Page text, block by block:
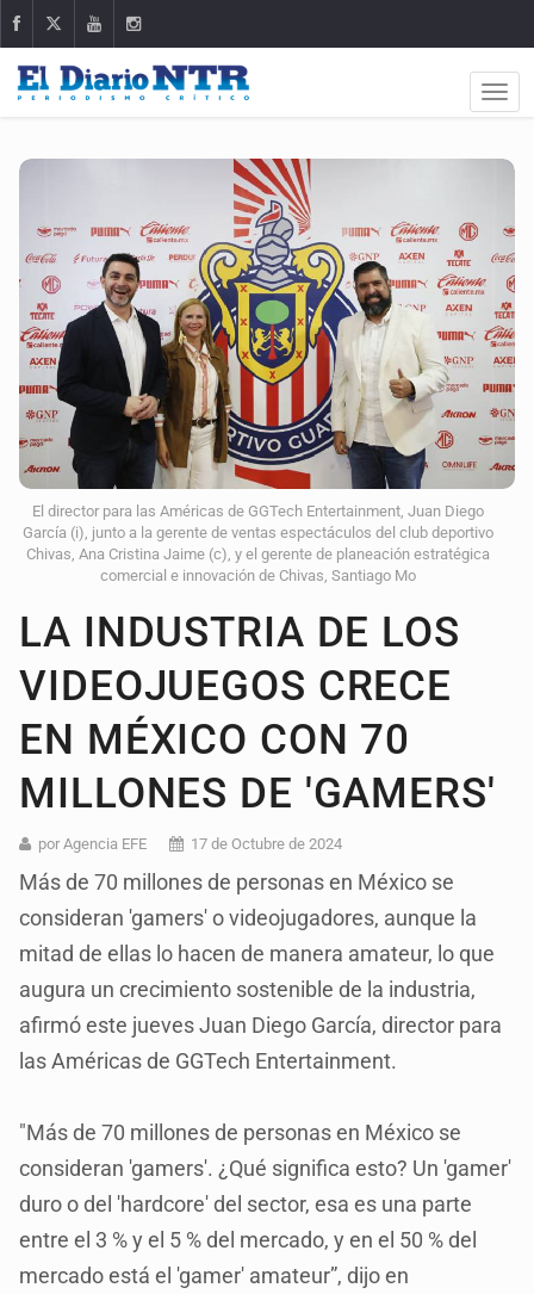
El director para las Américas de GGTech Entertainment, Juan Diego
García (i), junto a la gerente de ventas espectáculos del club deportivo
Chivas, Ana Cristina Jaime (c), y el gerente de planeación estratégica
comercial e innovación de Chivas, Santiago Mo
LA INDUSTRIA DE LOS
VIDEOJUEGOS CRECE
EN MÉXICO CON 70
MILLONES DE 'GAMERS'
por Agencia EFE 17 de Octubre de 2024
Más de 70 millones de personas en México se
consideran 'gamers' o videojugadores, aunque la
mitad de ellas lo hacen de manera amateur, lo que
augura un crecimiento sostenible de la industria,
afirmó este jueves Juan Diego García, director para
las Américas de GGTech Entertainment.
"Más de 70 millones de personas en México se
consideran 'gamers'. ¿Qué significa esto? Un 'gamer'
duro o del 'hardcore' del sector, esa es una parte
entre el 3 % y el 5 % del mercado, y en el 50 % del
mercado está el 'gamer' amateur”, dijo en